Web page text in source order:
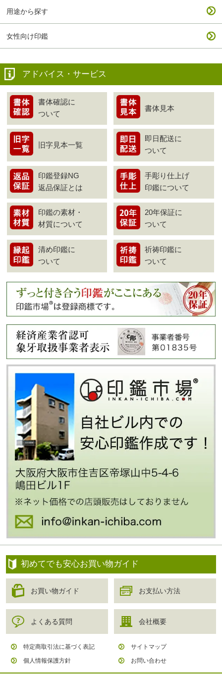
用途から探す
女性向け印鑑
アドバイス・サービス
書体確認に
ついて
書体見本
旧字見本一覧
即日配送に
ついて
印鑑登録NG
返品保証とは
手彫り仕上げ
印鑑について
印鑑の素材・
材質について
20年保証に
ついて
清め印鑑に
ついて
祈祷印鑑に
ついて
初めてでも安心お買い物ガイド
お買い物ガイド お支払い方法
よくある質問 会社概要
特定商取引法に基づく表記
サイトマップ
個人情報保護方針
お問い合わせ